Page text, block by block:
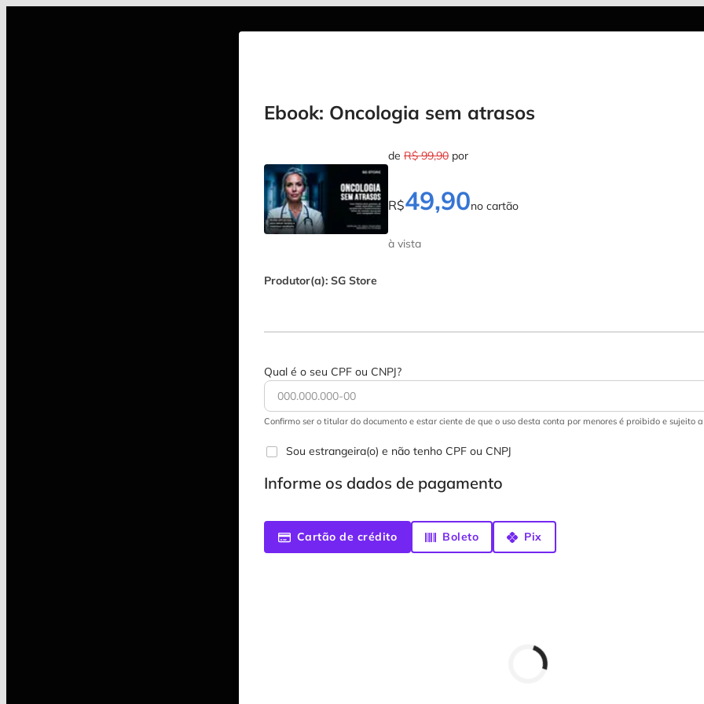
Ebook: Oncologia sem atrasos
de R$ 99,90 por
R$49,90no cartão
à vista
Produtor(a): SG Store
Qual é o seu CPF ou CNPJ?
Confirmo ser o titular do documento e estar ciente de que o uso desta conta por menores é proibido e sujeito a
Sou estrangeira(o) e não tenho CPF ou CNPJ
Informe os dados de pagamento
Cartão de crédito Boleto Pix